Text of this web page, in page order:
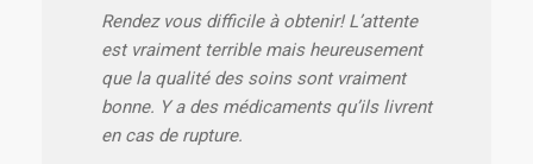
Rendez vous difficile à obtenir! L’attente
est vraiment terrible mais heureusement
que la qualité des soins sont vraiment
bonne. Y a des médicaments qu’ils livrent
en cas de rupture.